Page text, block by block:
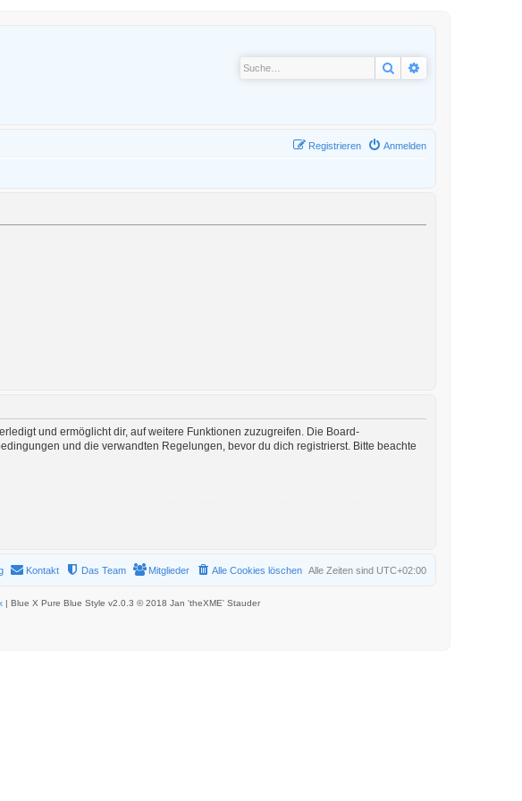
Suche
Anmelden
Registrieren
und ermöglicht dir, auf weitere Funktionen zuzugreifen. Die Board-
und die verwandten Regelungen, bevor du dich registrierst. Bitte beachte
Alle Zeiten sind UTC+02:00
Alle Cookies löschen
Mitglieder
Das Team
Kontakt
| Blue X Pure Blue Style v2.0.3 © 2018 Jan 'theXME' Stauder